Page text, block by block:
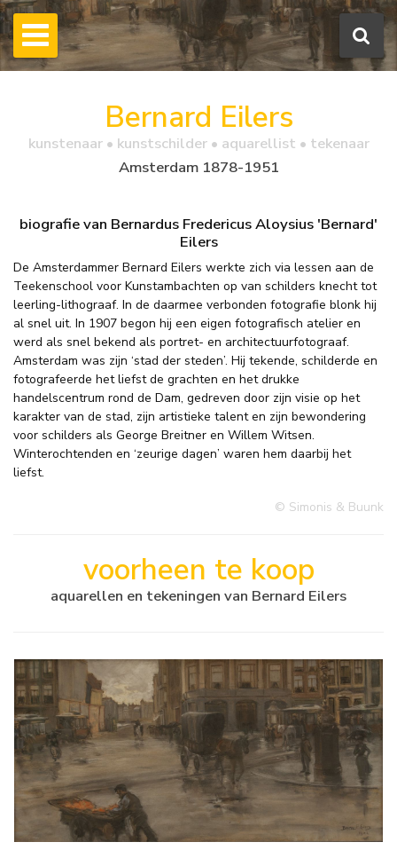
Bernard Eilers
kunstenaar • kunstschilder • aquarellist • tekenaar
Amsterdam 1878-1951
biografie van Bernardus Fredericus Aloysius 'Bernard'
Eilers
De Amsterdammer Bernard Eilers werkte zich via lessen aan de
Teekenschool voor Kunstambachten op van schilders knecht tot
leerling-lithograaf. In de daarmee verbonden fotografie blonk hij
al snel uit. In 1907 begon hij een eigen fotografisch atelier en
werd als snel bekend als portret- en architectuurfotograaf.
Amsterdam was zijn ‘stad der steden’. Hij tekende, schilderde en
fotografeerde het liefst de grachten en het drukke
handelscentrum rond de Dam, gedreven door zijn visie op het
karakter van de stad, zijn artistieke talent en zijn bewondering
voor schilders als George Breitner en Willem Witsen.
Winterochtenden en ‘zeurige dagen’ waren hem daarbij het
liefst.
© Simonis & Buunk
voorheen te koop
aquarellen en tekeningen van Bernard Eilers